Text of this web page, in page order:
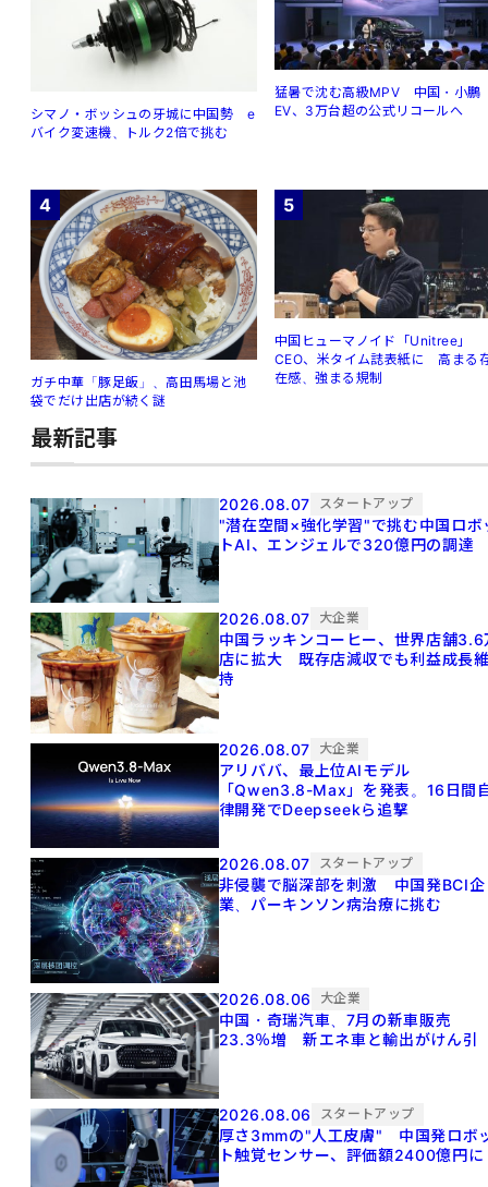
シマノ・ボッシュの牙城に中国勢 e
バイク変速機、トルク2倍で挑む
猛暑で沈む高級MPV 中国・小鵬
EV、3万台超の公式リコールへ
4
ガチ中華「豚足飯」、高田馬場と池
袋でだけ出店が続く謎
5
中国ヒューマノイド「Unitree」
CEO、米タイム誌表紙に 高まる
在感、強まる規制
最新記事
2026.08.07 スタートアップ
"潜在空間×強化学習"で挑む中国ロボ
トAI、エンジェルで320億円の調達
2026.08.07 大企業
中国ラッキンコーヒー、世界店舗3.6
店に拡大 既存店減収でも利益成長
持
2026.08.07 大企業
アリババ、最上位AIモデル
「Qwen3.8-Max」を発表。16日間
律開発でDeepseekら追撃
2026.08.07 スタートアップ
非侵襲で脳深部を刺激 中国発BCI企
業、パーキンソン病治療に挑む
2026.08.06 大企業
中国・奇瑞汽車、7月の新車販売
23.3％増 新エネ車と輸出がけん引
2026.08.06 スタートアップ
厚さ3mmの"人工皮膚" 中国発ロボ
ト触覚センサー、評価額2400億円に